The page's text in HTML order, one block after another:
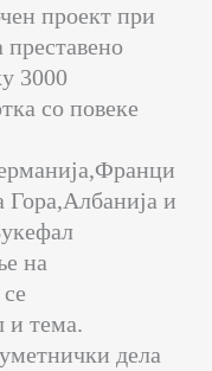
проект при
3000
со повеке
Гора,Албанија и
на
и тема.
дела